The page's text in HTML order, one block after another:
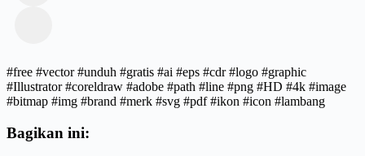
#free #vector #unduh #gratis #ai #eps #cdr #logo #graphic
#Illustrator #coreldraw #adobe #path #line #png #HD #4k #image
#bitmap #img #brand #merk #svg #pdf #ikon #icon #lambang
Bagikan ini: